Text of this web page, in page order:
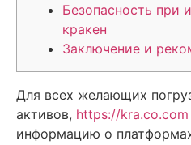
Безопасность при
кракен
Заключение и
Для всех желающих
активов, https://kra.co.com
информацию о